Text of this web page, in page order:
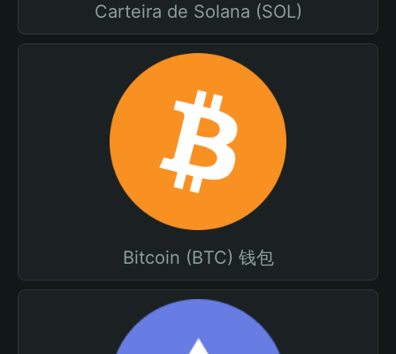
Carteira de Solana (SOL)
Bitcoin (BTC) 钱包